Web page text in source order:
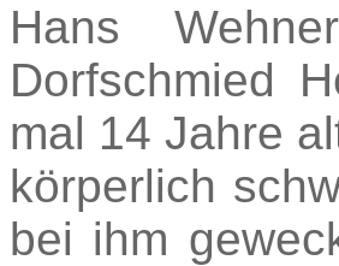
Hans
Dorfschmied
mal 14 Jahre
körperlich
bei ihm